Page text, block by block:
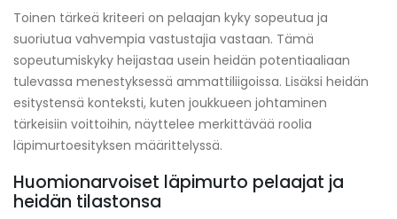
Toinen tärkeä kriteeri on pelaajan kyky sopeutua ja
suoriutua vahvempia vastustajia vastaan. Tämä
sopeutumiskyky heijastaa usein heidän potentiaaliaan
tulevassa menestyksessä ammattiliigoissa. Lisäksi heidän
esitystensä konteksti, kuten joukkueen johtaminen
tärkeisiin voittoihin, näyttelee merkittävää roolia
läpimurtoesityksen määrittelyssä.
Huomionarvoiset läpimurto pelaajat ja
heidän tilastonsa